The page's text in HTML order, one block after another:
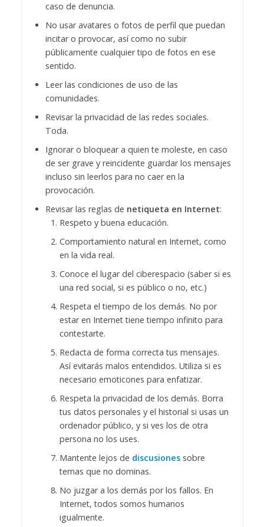
caso de denuncia.
No usar avatares o fotos de perfil que puedan
incitar o provocar, así como no subir
públicamente cualquier tipo de fotos en ese
sentido.
Leer las condiciones de uso de las
comunidades.
Revisar la privacidad de las redes sociales.
Toda.
Ignorar o bloquear a quien te moleste, en caso
de ser grave y reincidente guardar los mensajes
incluso sin leerlos para no caer en la
provocación.
Revisar las reglas de netiqueta en Internet:
Respeto y buena educación.
Comportamiento natural en Internet, como
en la vida real.
Conoce el lugar del ciberespacio (saber si es
una red social, si es público o no, etc.)
Respeta el tiempo de los demás. No por
estar en Internet tiene tiempo infinito para
contestarte.
Redacta de forma correcta tus mensajes.
Así evitarás malos entendidos. Utiliza si es
necesario emoticones para enfatizar.
Respeta la privacidad de los demás. Borra
tus datos personales y el historial si usas un
ordenador público, y si ves los de otra
persona no los uses.
Mantente lejos de discusiones sobre
temas que no dominas.
No juzgar a los demás por los fallos. En
Internet, todos somos humanos
igualmente.